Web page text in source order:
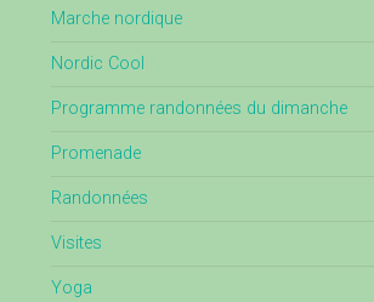
Marche nordique
Nordic Cool
Programme randonnées du dimanche
Promenade
Randonnées
Visites
Yoga